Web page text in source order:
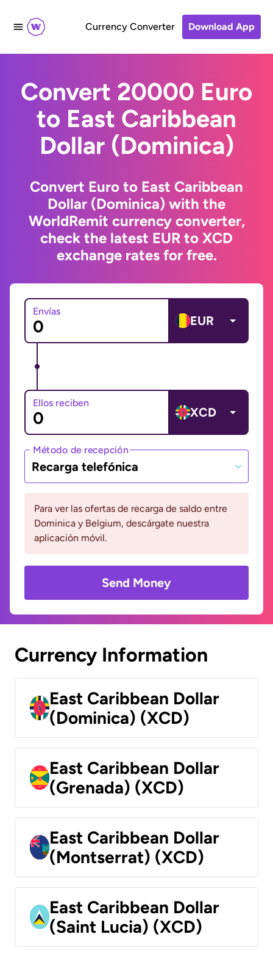
Currency Converter Download App
Convert 20000 Euro
to East Caribbean
Dollar (Dominica)
Convert Euro to East Caribbean
Dollar (Dominica) with the
WorldRemit currency converter,
check the latest EUR to XCD
exchange rates for free.
Envías
EUR
Ellos reciben
XCD
Método de recepción
Recarga telefónica
Para ver las ofertas de recarga de saldo entre
Dominica y Belgium, descárgate nuestra
aplicación móvil.
Send Money
Currency Information
East Caribbean Dollar
(Dominica) (XCD)
East Caribbean Dollar
(Grenada) (XCD)
East Caribbean Dollar
(Montserrat) (XCD)
East Caribbean Dollar
(Saint Lucia) (XCD)